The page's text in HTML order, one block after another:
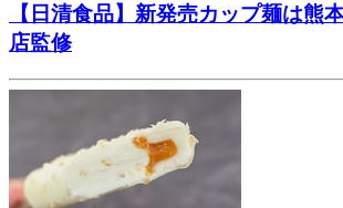
【日清食品】新発売カップ麺は熊
店監修